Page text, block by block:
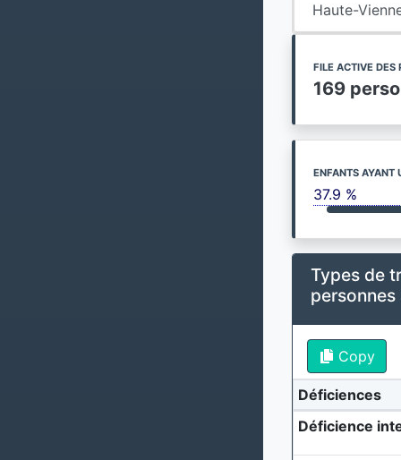
Haute-
FILE ACTIVE DES
169
ENFANTS AYANT
37.9 %
Types de
Copy
Déficiences
Déficience